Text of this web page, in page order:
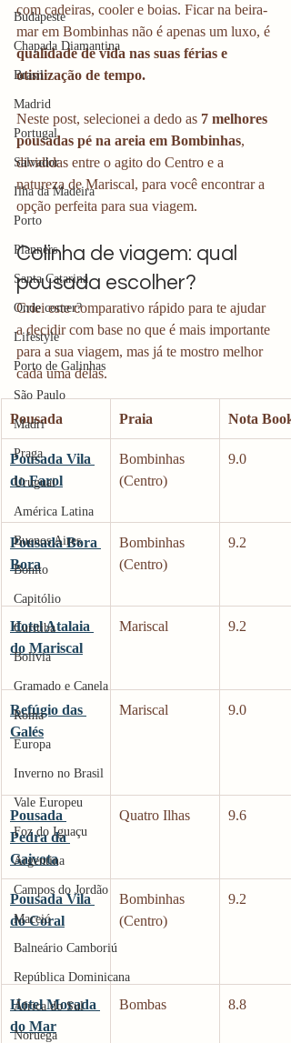
Budapeste
Chapada Diamantina
Brasil
Madrid
Portugal
Salvador
Ilha da Madeira
Porto
Planners
Santa Catarina
Onde comer?
Lifestyle
Porto de Galinhas
São Paulo
Madri
Praga
Uruguai
América Latina
Buenos Aires
Bonito
Capitólio
Curitiba
Bolívia
Gramado e Canela
Roma
Europa
Inverno no Brasil
Vale Europeu
Foz do Iguaçu
Argentina
Campos do Jordão
Maceió
Balneário Camboriú
República Dominicana
África do Sul
Noruega
com cadeiras, cooler e boias. Ficar na beira-
mar em Bombinhas não é apenas um luxo, é
qualidade de vida nas suas férias e
otimização de tempo.
Neste post, selecionei a dedo as 7 melhores
pousadas pé na areia em Bombinhas,
divididas entre o agito do Centro e a
natureza de Mariscal, para você encontrar a
opção perfeita para sua viagem.
Colinha de viagem: qual
pousada escolher?
Criei este comparativo rápido para te ajudar
a decidir com base no que é mais importante
para a sua viagem, mas já te mostro melhor
cada uma delas.
Pousada Praia Nota
Pousada Vila
do Farol
Bombinhas
(Centro)
9.0
Pousada Bora
Bora
Bombinhas
(Centro)
9.2
Hotel Atalaia
do Mariscal
Mariscal 9.2
Refúgio das
Galés
Mariscal 9.0
Pousada
Pedra da
Gaivota
Quatro Ilhas 9.6
Pousada Vila
do Coral
Bombinhas
(Centro)
9.2
Hotel Morada
do Mar
Bombas 8.8